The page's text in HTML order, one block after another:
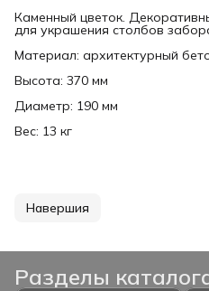
Каменный цветок.
для украшения столбов
Материал: архитектурный
Высота: 370 мм
Диаметр: 190 мм
Вес: 13 кг
Навершия
Разделы